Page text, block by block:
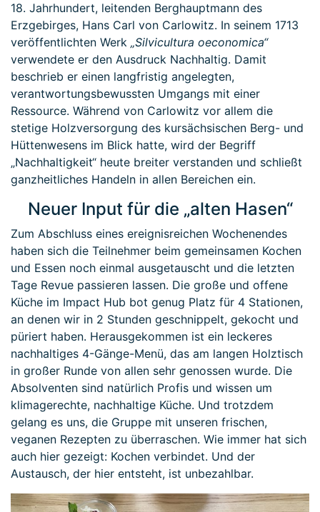
18. Jahrhundert, leitenden Berghauptmann des
Erzgebirges, Hans Carl von Carlowitz. In seinem 1713
veröffentlichten Werk „Silvicultura oeconomica“
verwendete er den Ausdruck Nachhaltig. Damit
beschrieb er einen langfristig angelegten,
verantwortungsbewussten Umgangs mit einer
Ressource. Während von Carlowitz vor allem die
stetige Holzversorgung des kursächsischen Berg- und
Hüttenwesens im Blick hatte, wird der Begriff
„Nachhaltigkeit“ heute breiter verstanden und schließt
ganzheitliches Handeln in allen Bereichen ein.
Neuer Input für die „alten Hasen“
Zum Abschluss eines ereignisreichen Wochenendes
haben sich die Teilnehmer beim gemeinsamen Kochen
und Essen noch einmal ausgetauscht und die letzten
Tage Revue passieren lassen. Die große und offene
Küche im Impact Hub bot genug Platz für 4 Stationen,
an denen wir in 2 Stunden geschnippelt, gekocht und
püriert haben. Herausgekommen ist ein leckeres
nachhaltiges 4-Gänge-Menü, das am langen Holztisch
in großer Runde von allen sehr genossen wurde. Die
Absolventen sind natürlich Profis und wissen um
klimagerechte, nachhaltige Küche. Und trotzdem
gelang es uns, die Gruppe mit unseren frischen,
veganen Rezepten zu überraschen. Wie immer hat sich
auch hier gezeigt: Kochen verbindet. Und der
Austausch, der hier entsteht, ist unbezahlbar.